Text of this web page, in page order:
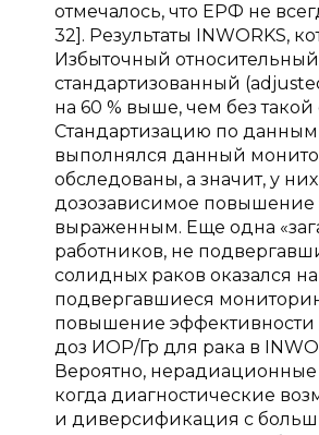
отмечалось, что ЕРФ не
32]. Результаты INWORKS,
Избыточный
стандартизованный
на 60 % выше, чем без
Стандартизацию по
выполнялся данный
обследованы, а значит, у
дозозависимое повышение
выраженным. Еще одна
работников, не
солидных раков оказался
подвергавшиеся
повышение
доз ИОР/Гр для рака в
Вероятно,
когда диагностические
и диверсификация с